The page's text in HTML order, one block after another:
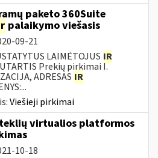
paketo 360Suite
palaikymo viešasis
09-21
LAIMĖTOJUS IR
Prekių pirkimai I.
ADRESAS IR
Viešieji pirkimai
virtualios platformos
10-18